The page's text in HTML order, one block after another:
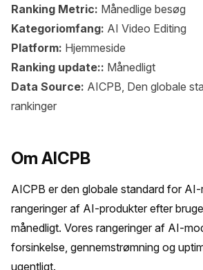
Ranking Metric: Månedlige besøg
Kategoriomfang: AI Video Editing
Platform: Hjemmeside
Ranking update:: Månedligt
Data Source: AICPB, Den globale
rankinger
Om AICPB
AICPB er den globale standard for AI-
rangeringer af AI-produkter efter
månedligt. Vores rangeringer af AI-
forsinkelse, gennemstrømning og
ugentligt.